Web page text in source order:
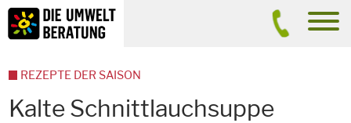
Inhalt
Suche
Kalte Schnittlauchsuppe
REZEPTE DER SAISON